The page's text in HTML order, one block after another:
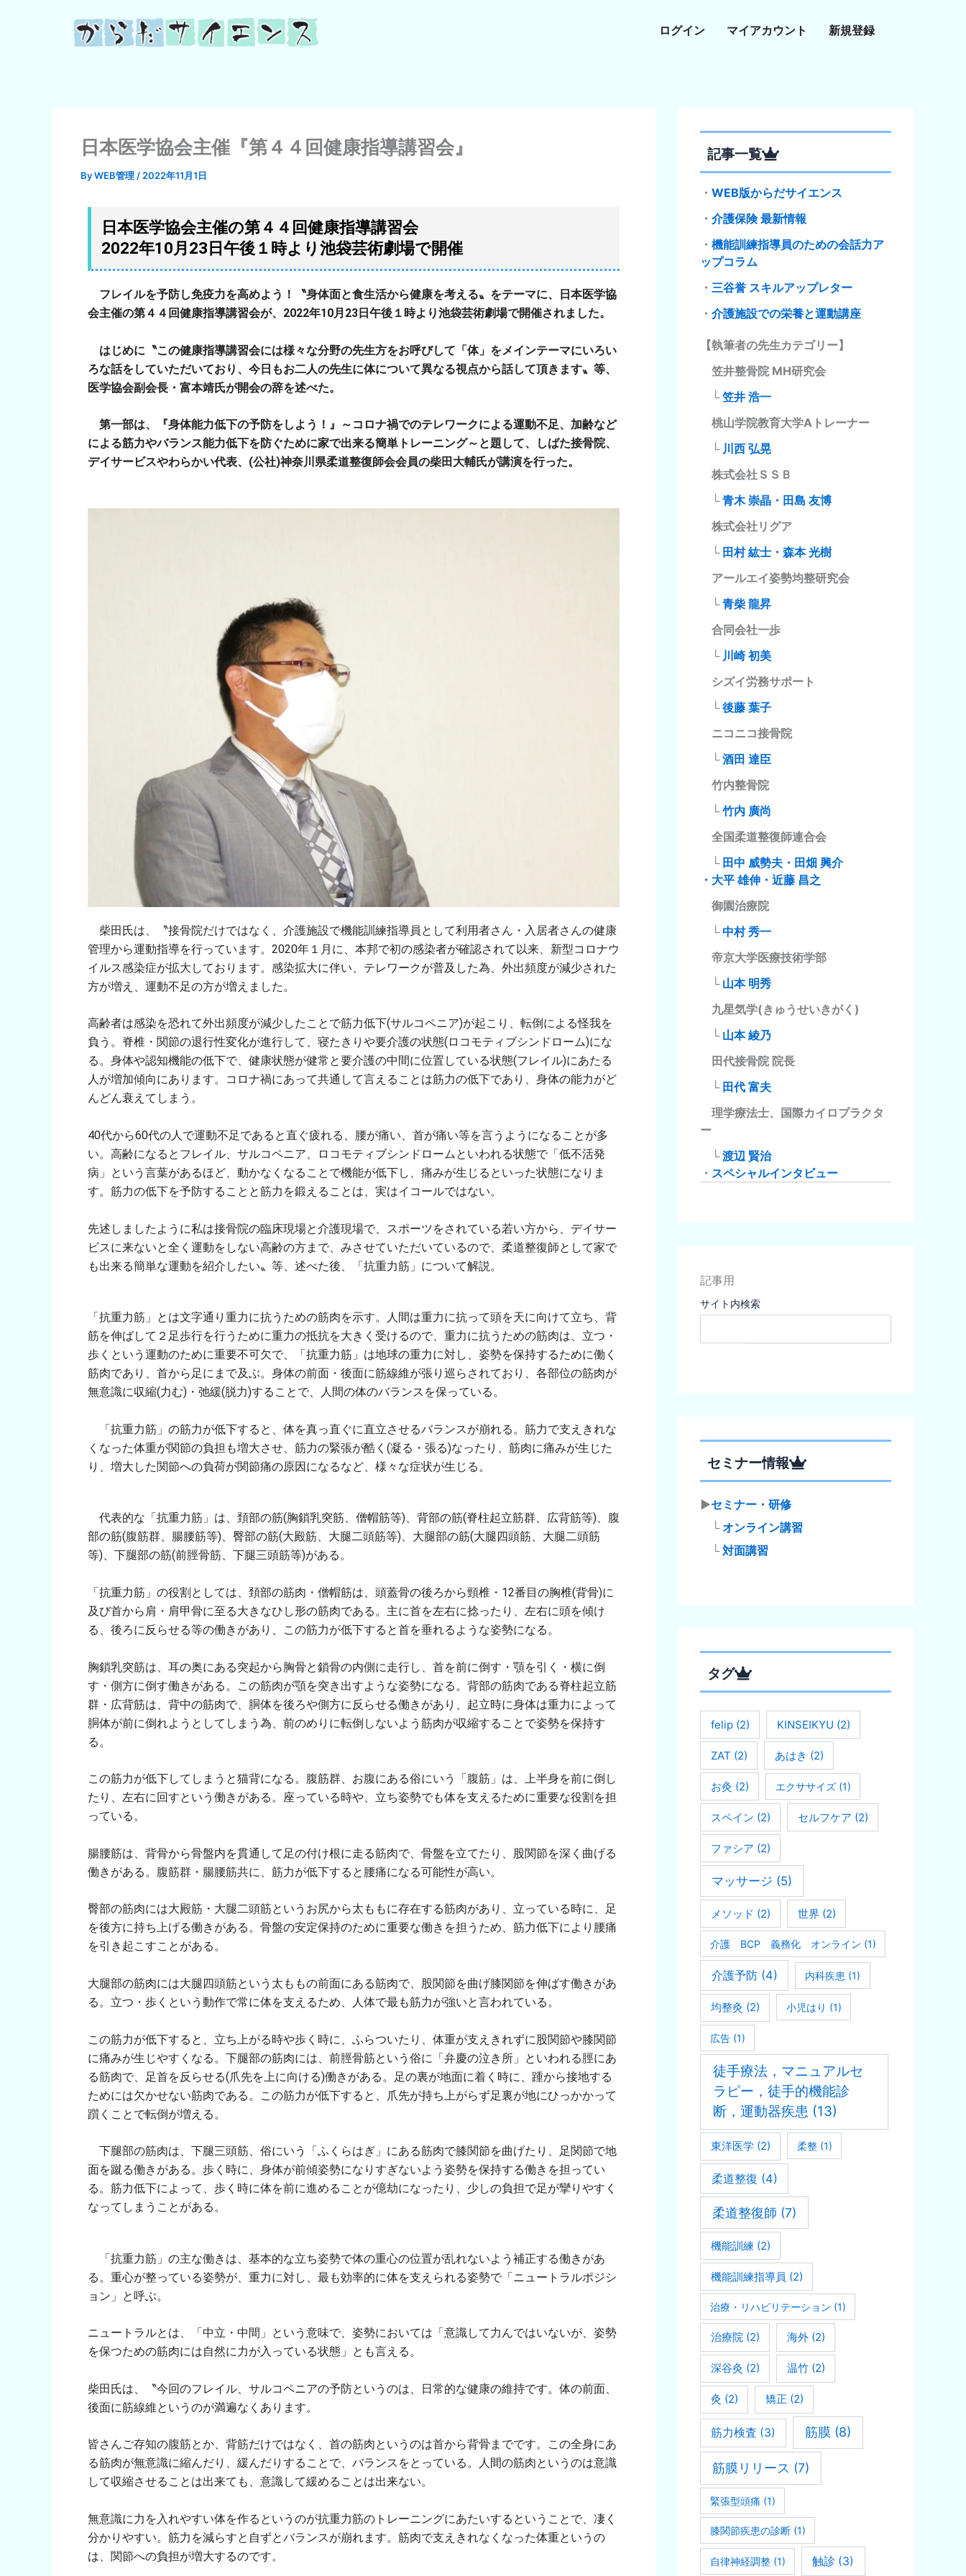
ログイン マイアカウント 新規登録
日本医学協会主催『第４４回健康指導講習会』
ByWEB管理 / 2022年11月1日
日本医学協会主催の第４４回健康指導講習会
2022年10月23日午後１時より池袋芸術劇場で開催
フレイルを予防し免疫力を高めよう！〝身体面と食生活から健康を考える〟をテーマに、日本医学協
会主催の第４４回健康指導講習会が、 2022年10月 23日午後１時より池袋芸術劇場で開催されました。
はじめに〝この健康指導講習会には様々な分野の先生方をお呼びして「体」をメインテーマにいろい
ろな話をしていただいており、今日もお二人の先生に体について異なる視点から話して頂きます〟等、
医学協会副会長・富本靖氏が開会の辞を述べた。
第一部は、『身体能力低下の予防をしよう！』～コロナ禍でのテレワークによる運動不足、加齢など
による筋力やバランス能力低下を防ぐために家で出来る簡単トレーニング～と題して、しばた接骨院、
デイサービスやわらかい代表、 (公社)神奈川県柔道整復師会会員の柴田大輔氏が講演を行った。
柴田氏は、〝接骨院だけではなく、介護施設で機能訓練指導員として利用者さん・入居者さんの健康
管理から運動指導を行っています。2020年１月に、本邦で初の感染者が確認されて以来、新型コロナウ
イルス感染症が拡大しております。感染拡大に伴い、テレワークが普及した為、外出頻度が減少された
方が増え、運動不足の方が増えました。
高齢者は感染を恐れて外出頻度が減少したことで筋力低下(サルコペニア)が起こり、転倒による怪我を
負う。脊椎・関節の退行性変化が進行して、寝たきりや要介護の状態(ロコモティブシンドローム)にな
る。身体や認知機能の低下で、健康状態が健常と要介護の中間に位置している状態(フレイル)にあたる
人が増加傾向にあります。コロナ禍にあって共通して言えることは筋力の低下であり、身体の能力がど
んどん衰えてしまう。
40代から60代の人で運動不足であると直ぐ疲れる、腰が痛い、首が痛い等を言うようになることが多
い。高齢になるとフレイル、サルコペニア、ロコモティブシンドロームといわれる状態で「低不活発
病」という言葉があるほど、動かなくなることで機能が低下し、痛みが生じるといった状態になりま
す。筋力の低下を予防することと筋力を鍛えることは、実はイコールではない。
先述しましたように私は接骨院の臨床現場と介護現場で、スポーツをされている若い方から、デイサー
ビスに来ないと全く運動をしない高齢の方まで、みさせていただいているので、柔道整復師として家で
も出来る簡単な運動を紹介したい〟等、述べた後、「抗重力筋」について解説。
「抗重力筋」とは文字通り重力に抗うための筋肉を示す。人間は重力に抗って頭を天に向けて立ち、背
筋を伸ばして２足歩行を行うために重力の抵抗を大きく受けるので、重力に抗うための筋肉は、立つ・
歩くという運動のために重要不可欠で、「抗重力筋」は地球の重力に対し、姿勢を保持するために働く
筋肉であり、首から足にまで及ぶ。身体の前面・後面に筋線維が張り巡らされており、各部位の筋肉が
無意識に収縮(力む)・弛緩(脱力)することで、人間の体のバランスを保っている。
「抗重力筋」の筋力が低下すると、体を真っ直ぐに直立させるバランスが崩れる。筋力で支えきれな
くなった体重が関節の負担も増大させ、筋力の緊張が酷く(凝る・張る)なったり、筋肉に痛みが生じた
り、増大した関節への負荷が関節痛の原因になるなど、様々な症状が生じる。
代表的な「抗重力筋」は、頚部の筋(胸鎖乳突筋、僧帽筋等)、背部の筋(脊柱起立筋群、広背筋等)、腹
部の筋(腹筋群、腸腰筋等)、臀部の筋(大殿筋、大腿二頭筋等)、大腿部の筋(大腿四頭筋、大腿二頭筋
等)、下腿部の筋(前脛骨筋、下腿三頭筋等)がある。
「抗重力筋」の役割としては、頚部の筋肉・僧帽筋は、頭蓋骨の後ろから頸椎・12番目の胸椎(背骨)に
及び首から肩・肩甲骨に至る大きなひし形の筋肉である。主に首を左右に捻ったり、左右に頭を傾け
る、後ろに反らせる等の働きがあり、この筋力が低下すると首を垂れるような姿勢になる。
胸鎖乳突筋は、耳の奥にある突起から胸骨と鎖骨の内側に走行し、首を前に倒す・顎を引く・横に倒
す・側方に倒す働きがある。この筋肉が顎を突き出すような姿勢になる。背部の筋肉である脊柱起立筋
群・広背筋は、背中の筋肉で、胴体を後ろや側方に反らせる働きがあり、起立時に身体は重力によって
胴体が前に倒れようとしてしまう為、前のめりに転倒しないよう筋肉が収縮することで姿勢を保持す
る。
この筋力が低下してしまうと猫背になる。腹筋群、お腹にある俗にいう「腹筋」は、上半身を前に倒し
たり、左右に回すという働きがある。座っている時や、立ち姿勢でも体を支えるために重要な役割を担
っている。
腸腰筋は、背骨から骨盤内を貫通して足の付け根に走る筋肉で、骨盤を立てたり、股関節を深く曲げる
働きがある。腹筋群・腸腰筋共に、筋力が低下すると腰痛になる可能性が高い。
臀部の筋肉には大殿筋・大腿二頭筋というお尻から太ももに存在する筋肉があり、立っている時に、足
を後方に持ち上げる働きがある。骨盤の安定保持のために重要な働きを担うため、筋力低下により腰痛
を引き起こすことがある。
大腿部の筋肉には大腿四頭筋という太ももの前面にある筋肉で、股関節を曲げ膝関節を伸ばす働きがあ
る。立つ・歩くという動作で常に体を支えるため、人体で最も筋力が強いと言われている。
この筋力が低下すると、立ち上がる時や歩く時に、ふらついたり、体重が支えきれずに股関節や膝関節
に痛みが生じやすくなる。下腿部の筋肉には、前脛骨筋という俗に「弁慶の泣き所」といわれる脛にあ
る筋肉で、足首を反らせる(爪先を上に向ける)働きがある。足の裏が地面に着く時に、踵から接地する
ためには欠かせない筋肉である。この筋力が低下すると、爪先が持ち上がらず足裏が地にひっかかって
躓くことで転倒が増える。
下腿部の筋肉は、下腿三頭筋、俗にいう「ふくらはぎ」にある筋肉で膝関節を曲げたり、足関節で地
面を蹴る働きがある。歩く時に、身体が前傾姿勢になりすぎないよう姿勢を保持する働きを担ってい
る。筋力低下によって、歩く時に体を前に進めることが億劫になったり、少しの負担で足が攣りやすく
なってしまうことがある。
「抗重力筋」の主な働きは、基本的な立ち姿勢で体の重心の位置が乱れないよう補正する働きがあ
る。重心が整っている姿勢が、重力に対し、最も効率的に体を支えられる姿勢で「ニュートラルポジシ
ョン」と呼ぶ。
ニュートラルとは、「中立・中間」という意味で、姿勢においては「意識して力んではいないが、姿勢
を保つための筋肉には自然に力が入っている状態」とも言える。
柴田氏は、〝今回のフレイル、サルコペニアの予防というのは、日常的な健康の維持です。体の前面、
後面に筋線維というのが満遍なくあります。
皆さんご存知の腹筋とか、背筋だけではなく、首の筋肉というのは首から背骨までです。この全身にあ
る筋肉が無意識に縮んだり、緩んだりすることで、バランスをとっている。人間の筋肉というのは意識
して収縮させることは出来ても、意識して緩めることは出来ない。
無意識に力を入れやすい体を作るというのが抗重力筋のトレーニングにあたいするということで、凄く
分かりやすい。筋力を減らすと自ずとバランスが崩れます。筋肉で支えきれなくなった体重というの
は、関節への負担が増大するのです。
記事一覧
・ WEB版からだサイエンス
・ 介護保険 最新情報
・ 機能訓練指導員のための会話力ア
ップコラム
・ 三谷誉 スキルアップレター
・ 介護施設での栄養と運動講座
【執筆者の先生カテゴリー】
笠井整骨院 MH研究会
└笠井 浩一
桃山学院教育大学Aトレーナー
└ 川西 弘晃
株式会社ＳＳＢ
└青木 崇晶・田島 友博
株式会社リグア
└ 田村 紘士・森本 光樹
アールエイ姿勢均整研究会
└青柴 龍昇
合同会社一歩
└ 川崎 初美
シズイ労務サポート
└後藤 葉子
ニコニコ接骨院
└酒田 達臣
竹内整骨院
└竹内 廣尚
全国柔道整復師連合会
└ 田中 威勢夫・田畑 興介
・大平 雄伸・近藤 昌之
御園治療院
└中村 秀一
帝京大学医療技術学部
└ 山本 明秀
九星気学(きゅうせいきがく)
└ 山本 綾乃
田代接骨院 院長
└ 田代 富夫
理学療法士、国際カイロプラクタ
ー
└渡辺 賢治
・ スペシャルインタビュー
記事用
サイト内検索
セミナー情報
▶セミナー・研修
└オンライン講習
└対面講習
タグ
felip(2) KINSEIKYU (2)
ZAT (2) あはき (2)
お灸 (2) エクササイズ(1)
スペイン (2) セルフケア (2)
ファシア (2)
マッサージ (5)
メソッド (2) 世界 (2)
介護 BCP 義務化 オンライン (1)
介護予防(4) 内科疾患 (1)
均整灸 (2) 小児はり (1)
広告(1)
徒手療法，マニュアルセ
ラピー，徒手的機能診
断，運動器疾患 (13)
東洋医学(2) 柔整(1)
柔道整復 (4)
柔道整復師 (7)
機能訓練(2)
機能訓練指導員 (2)
治療・リハビリテーション (1)
治療院(2) 海外(2)
深谷灸 (2) 温竹(2)
灸 (2) 矯正 (2)
筋力検査 (3) 筋膜 (8)
筋膜リリース (7)
緊張型頭痛 (1)
膝関節疾患の診断(1)
自律神経調整(1) 触診 (3)